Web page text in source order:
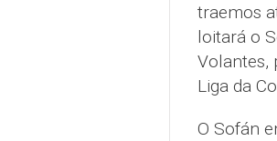
traemos
loitará o
Volantes,
Liga da
O Sofán